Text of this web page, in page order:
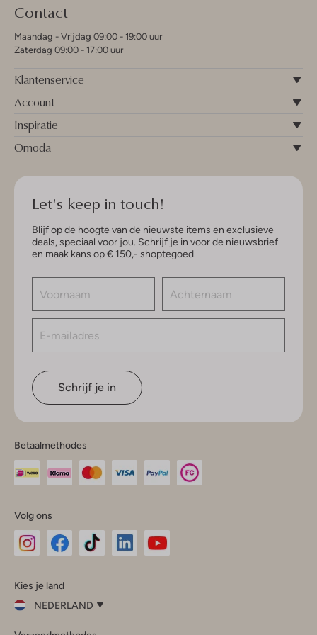
Contact
Maandag - Vrijdag 09:00 - 19:00 uur
Zaterdag 09:00 - 17:00 uur
Klantenservice
Account
Inspiratie
Omoda
Let's keep in touch!
Blijf op de hoogte van de nieuwste items en exclusieve
deals, speciaal voor jou. Schrijf je in voor de nieuwsbrief
en maak kans op € 150,- shoptegoed.
Schrijf je in
Betaalmethodes
Volg ons
InstagramFacebook
Kies je land
NEDERLAND